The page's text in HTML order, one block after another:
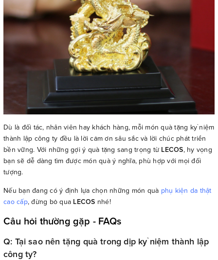
Dù là đối tác, nhân viên hay khách hàng, mỗi món quà tặng kỷ niệm
thành lập công ty đều là lời cảm ơn sâu sắc và lời chúc phát triển
bền vững. Với những gợi ý quà tặng sang trọng từ LECOS, hy vọng
bạn sẽ dễ dàng tìm được món quà ý nghĩa, phù hợp với mọi đối
tượng.
Nếu bạn đang có ý định lựa chọn những món quà phụ kiện da thật
cao cấp, đừng bỏ qua LECOS nhé!
Câu hỏi thường gặp - FAQs
Q: Tại sao nên tặng quà trong dịp kỷ niệm thành lập
công ty?